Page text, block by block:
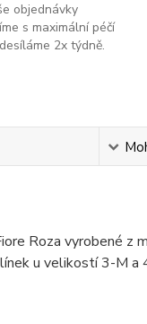
objednávky
s maximální péčí
2x týdně.
Roza vyrobené z
u velikostí 3-M